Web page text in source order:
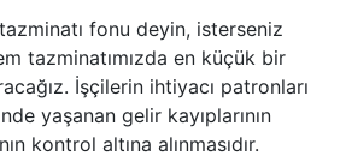
fonu deyin, isterseniz
tazminatımızda en küçük bir
İşçilerin ihtiyacı patronları
yaşanan gelir kayıplarının
kontrol altına alınmasıdır.